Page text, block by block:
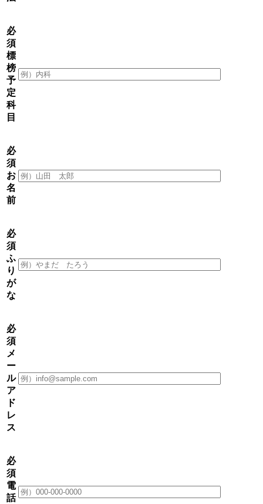
必
須
標
榜
予
定
科
目
必
須
お
名
前
必
須
ふ
り
が
な
必
須
メ
ー
ル
ア
ド
レ
ス
必
須
電
話